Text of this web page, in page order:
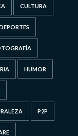
CULTURA
HUMOR
P2P